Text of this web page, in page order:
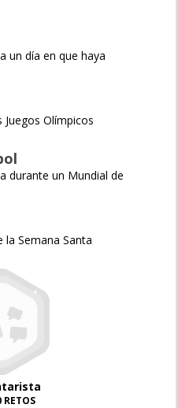
un día en que haya
Olímpicos
durante un Mundial de
la Semana Santa
RETOS